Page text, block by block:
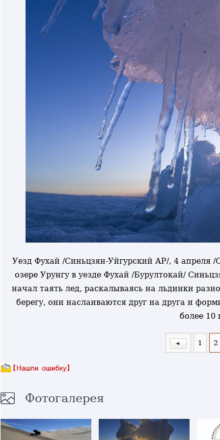
Уезд Фухай /Синьцзян-Уйгурский АР/, 4 апреля
озере Урунгу в уезде Фухай /Бурултокай/
начал таять лед, раскалываясь на льдинки
берегу, они наслаиваются друг на друга и
более 10
1 2
Фотогалерея